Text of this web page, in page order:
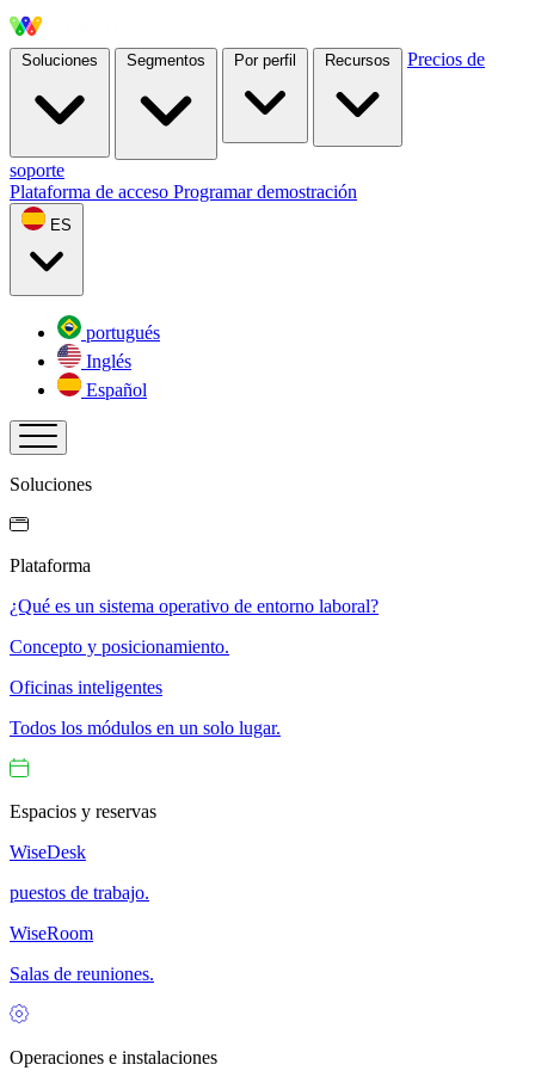
Soluciones Segmentos Por perfil Recursos Precios de
soporte
Plataforma de acceso Programar demostración
ES
portugués
Inglés
Español
Soluciones
Plataforma
¿Qué es un sistema operativo de entorno laboral?
Concepto y posicionamiento.
Oficinas inteligentes
Todos los módulos en un solo lugar.
Espacios y reservas
WiseDesk
puestos de trabajo.
WiseRoom
Salas de reuniones.
Operaciones e instalaciones